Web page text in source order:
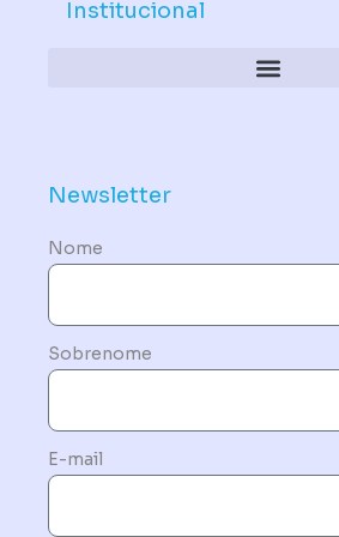
Institucional
Newsletter
Nome
Sobrenome
E-mail